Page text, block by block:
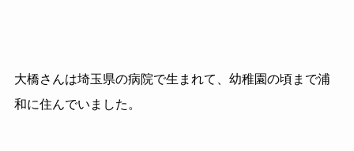
大橋さんは埼玉県の病院で生まれて、幼稚園の頃まで浦
和に住んでいました。